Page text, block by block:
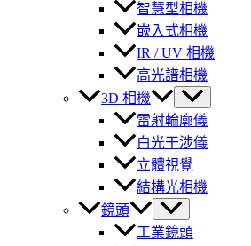
智慧型相機
嵌入式相機
IR / UV 相機
高光譜相機
3D 相機
雷射輪廓儀
白光干涉儀
立體視覺
結構光相機
鏡頭
工業鏡頭